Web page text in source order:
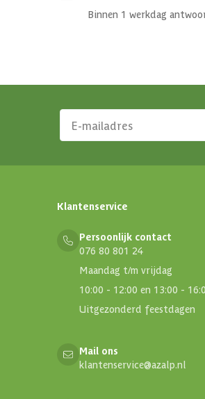
Binnen 1 werkdag
Klantenservice
Persoonlijk contact
076 80 801 24
Maandag t/m vrijdag
10:00 - 12:00 en 13:00 -
Uitgezonderd feestdagen
Mail ons
klantenservice@azalp.nl